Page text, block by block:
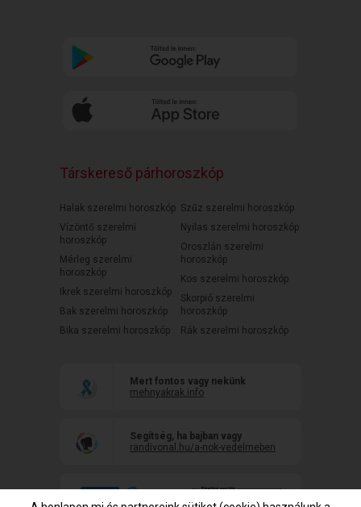
Társkereső párhoroszkóp
Halak szerelmi horoszkóp
Vízöntő szerelmi
horoszkóp
Mérleg szerelmi
horoszkóp
Ikrek szerelmi horoszkóp
Bak szerelmi horoszkóp
Bika szerelmi horoszkóp
Szűz szerelmi horoszkóp
Nyilas szerelmi horoszkóp
Oroszlán szerelmi
horoszkóp
Kos szerelmi horoszkóp
Skorpió szerelmi
horoszkóp
Rák szerelmi horoszkóp
Mert fontos vagy nekünk
mehnyakrak.info
Segítség, ha bajban vagy
randivonal.hu/a-nok-vedelmeben